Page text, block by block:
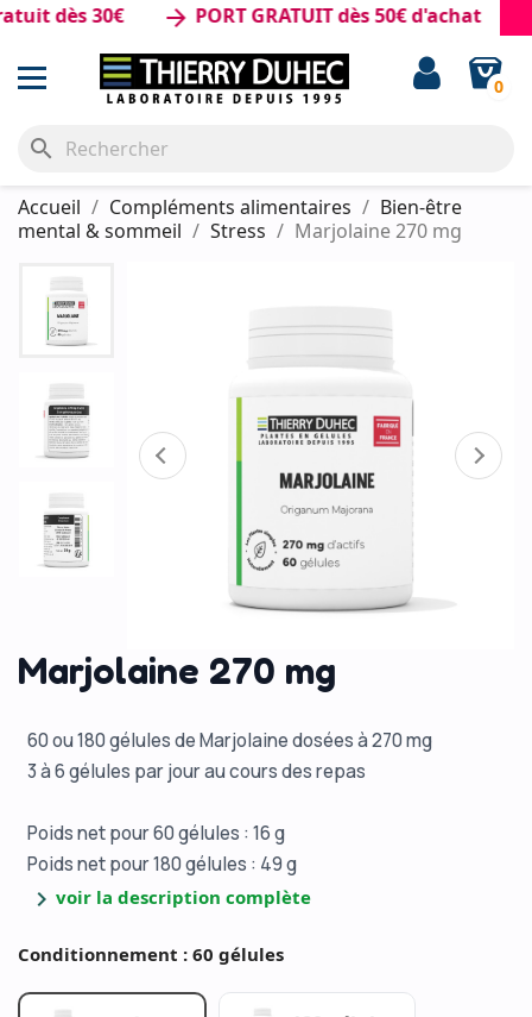
dès 30€ PORT GRATUIT dès 50€ d'achat
0
search
Accueil Compléments alimentaires
Bien-être
mental & sommeil
Stress Marjolaine 270 mg
Marjolaine 270 mg
60 ou 180 gélules de Marjolaine dosées à 270 mg
3 à 6 gélules par jour au cours des repas
Poids net pour 60 gélules : 16 g
Poids net pour 180 gélules : 49 g
chevron_right voir la description complète
Conditionnement : 60 gélules